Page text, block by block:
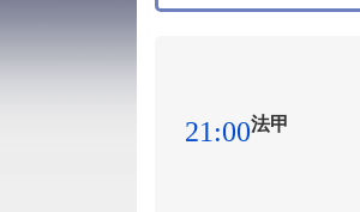
21:00法甲